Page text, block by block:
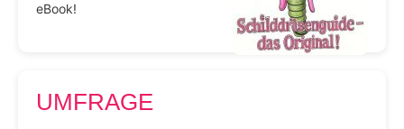
eBook!
UMFRAGE